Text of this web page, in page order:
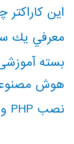
این کاراکتر
معرفي يك
بسته
هوش
نصب PHP و composer در ویندوز 10